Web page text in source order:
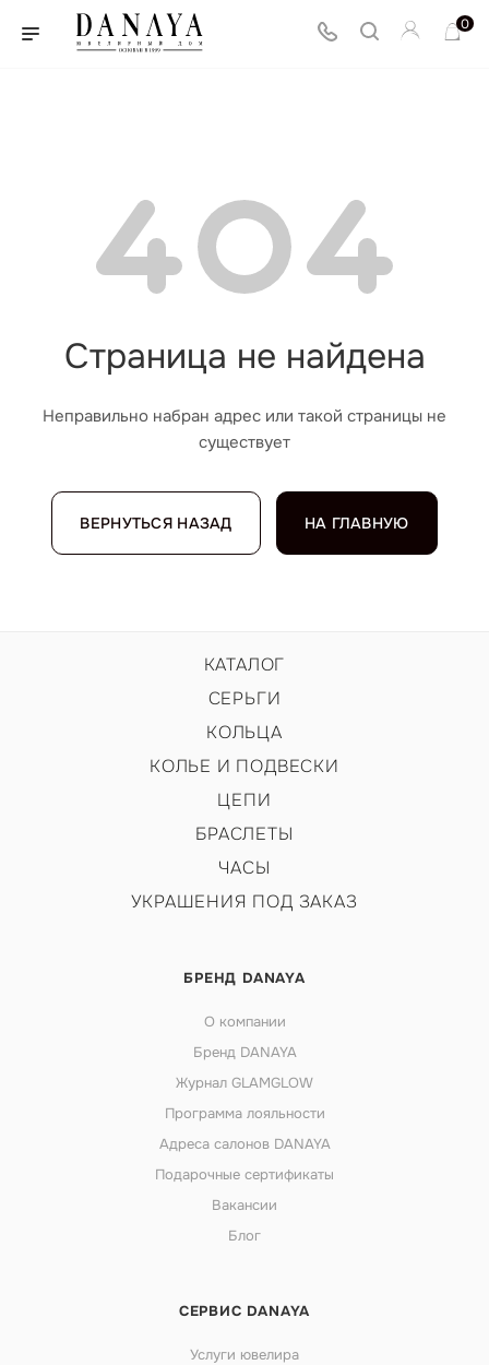
0
Страница не найдена
Неправильно набран адрес или такой страницы не
существует
ВЕРНУТЬСЯ НАЗАД НА ГЛАВНУЮ
КАТАЛОГ
СЕРЬГИ
КОЛЬЦА
КОЛЬЕ И ПОДВЕСКИ
ЦЕПИ
БРАСЛЕТЫ
ЧАСЫ
УКРАШЕНИЯ ПОД ЗАКАЗ
БРЕНД DANAYA
О компании
Бренд DANAYA
Журнал GLAMGLOW
Программа лояльности
Адреса салонов DANAYA
Подарочные сертификаты
Вакансии
Блог
СЕРВИС DANAYA
Услуги ювелира